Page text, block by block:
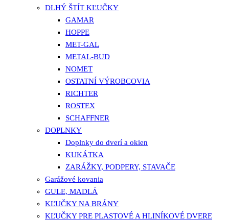
DLHÝ ŠTÍT KĽUČKY
GAMAR
HOPPE
MET-GAL
METAL-BUD
NOMET
OSTATNÍ VÝROBCOVIA
RICHTER
ROSTEX
SCHAFFNER
DOPLNKY
Doplnky do dverí a okien
KUKÁTKA
ZARÁŽKY, PODPERY, STAVAČE
Garážové kovania
GULE, MADLÁ
KĽUČKY NA BRÁNY
KĽUČKY PRE PLASTOVÉ A HLINÍKOVÉ DVERE